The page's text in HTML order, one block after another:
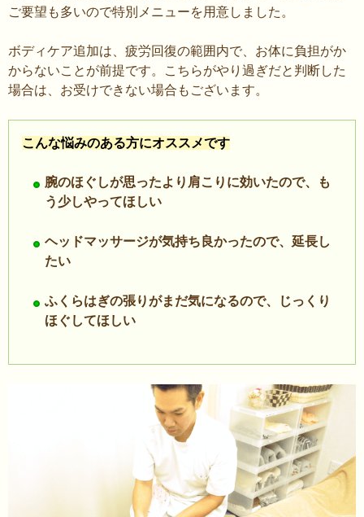
ご要望も多いので特別メニューを用意しました。
ボディケア追加は、疲労回復の範囲内で、お体に負担がか
からないことが前提です。こちらがやり過ぎだと判断した
場合は、お受けできない場合もございます。
こんな悩みのある方にオススメです
腕のほぐしが思ったより肩こりに効いたので、も
う少しやってほしい
ヘッドマッサージが気持ち良かったので、延長し
たい
ふくらはぎの張りがまだ気になるので、じっくり
ほぐしてほしい